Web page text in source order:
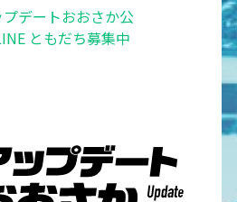
プデートおおさか公
ともだち募集中